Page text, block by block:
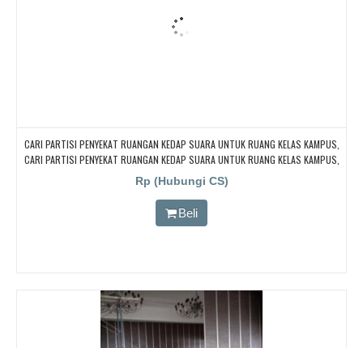
CARI PARTISI PENYEKAT RUANGAN KEDAP SUARA UNTUK RUANG KELAS KAMPUS,
CARI PARTISI PENYEKAT RUANGAN KEDAP SUARA UNTUK RUANG KELAS KAMPUS,
CARI PARTISI PENYEKAT RUANGAN KEDAP SUARA UNTUK RUANG KELAS KAMPUS,
CARI PARTISI PENYEKAT RUANGAN KEDAP SUARA UNTUK RUANG KELAS KAMPUS,
CARI PARTISI PENYEKAT RUANGAN KEDAP SUARA UNTUK RUANG KELAS KAMPUS
Rp (Hubungi CS)
Beli